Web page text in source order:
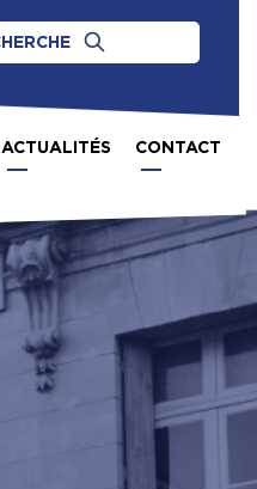
ACTUALITÉS CONTACT